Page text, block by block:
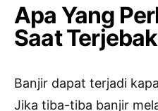
Apa Yang
Saat
Banjir dapat terjadi
Jika tiba-tiba banjir